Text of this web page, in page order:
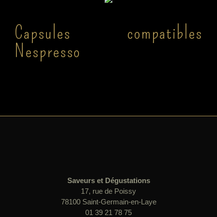
Capsules compatibles
Nespresso
Saveurs et Dégustations
17, rue de Poissy
78100 Saint-Germain-en-Laye
01 39 21 78 75